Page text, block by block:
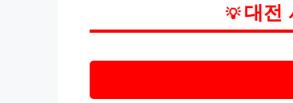
💡 대전